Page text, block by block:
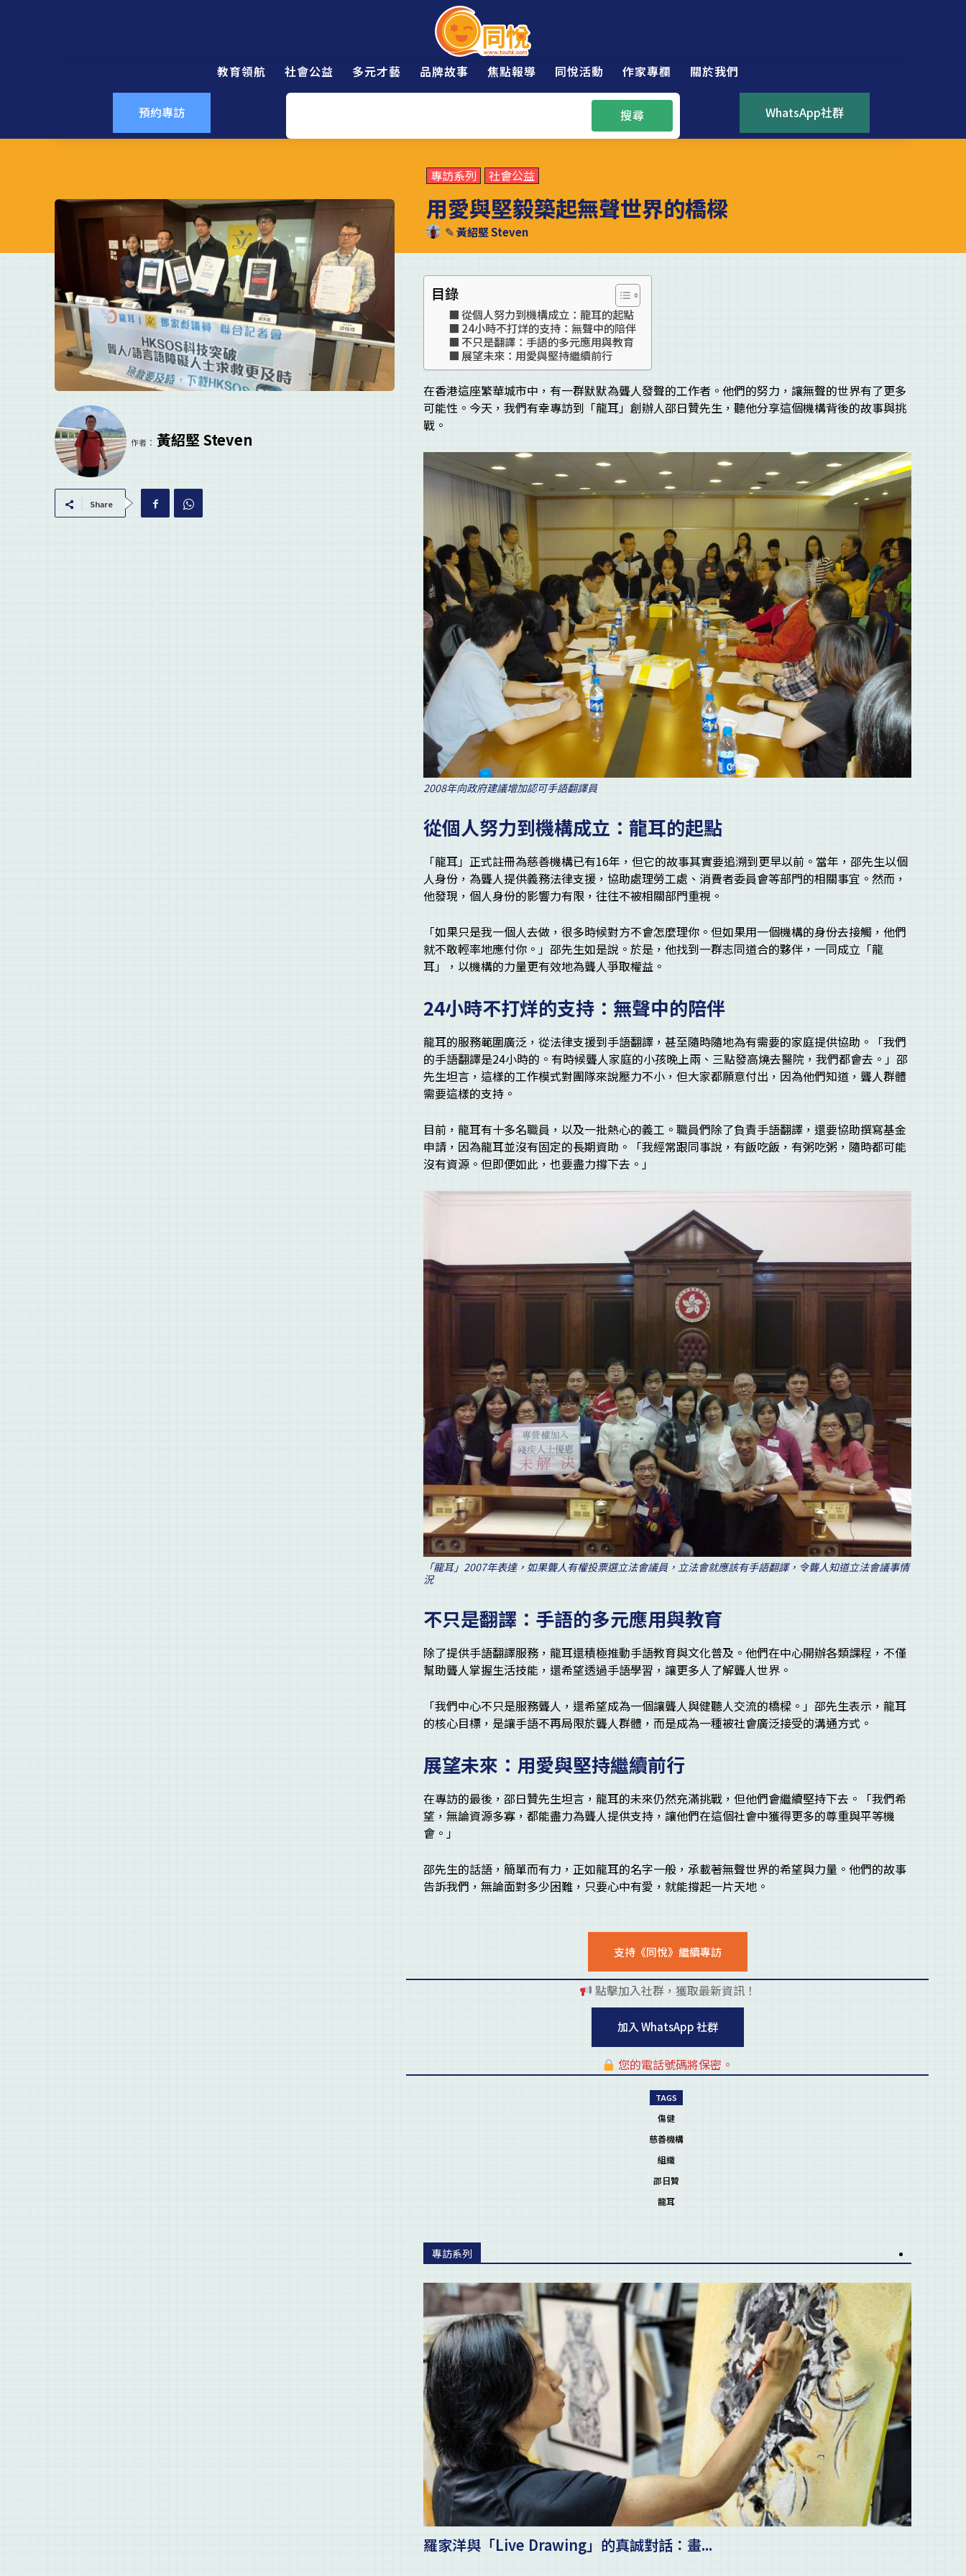
教育領航 社會公益 多元才藝 品牌故事 焦點報導 同悅活動 作家專欄 關於我們
預約專訪 搜尋 WhatsApp社群
專訪系列 社會公益
用愛與堅毅築起無聲世界的橋樑
✎黃紹堅 Steven
作者： 黃紹堅 Steven
Share
目錄
從個人努力到機構成立：龍耳的起點
24小時不打烊的支持：無聲中的陪伴
不只是翻譯：手語的多元應用與教育
展望未來：用愛與堅持繼續前行
在香港這座繁華城市中，有一群默默為聾人發聲的工作者。他們的努力，讓無聲的世界有了更多
可能性。今天，我們有幸專訪到「龍耳」創辦人邵日贊先生，聽他分享這個機構背後的故事與挑
戰。
2008年向政府建議增加認可手語翻譯員
從個人努力到機構成立：龍耳的起點
「龍耳」正式註冊為慈善機構已有16年，但它的故事其實要追溯到更早以前。當年，邵先生以個
人身份，為聾人提供義務法律支援，協助處理勞工處、消費者委員會等部門的相關事宜。然而，
他發現，個人身份的影響力有限，往往不被相關部門重視。
「如果只是我一個人去做，很多時候對方不會怎麼理你。但如果用一個機構的身份去接觸，他們
就不敢輕率地應付你。」邵先生如是說。於是，他找到一群志同道合的夥伴，一同成立「龍
耳」，以機構的力量更有效地為聾人爭取權益。
24小時不打烊的支持：無聲中的陪伴
龍耳的服務範圍廣泛，從法律支援到手語翻譯，甚至隨時隨地為有需要的家庭提供協助。「我們
的手語翻譯是24小時的。有時候聾人家庭的小孩晚上兩、三點發高燒去醫院，我們都會去。」邵
先生坦言，這樣的工作模式對團隊來說壓力不小，但大家都願意付出，因為他們知道，聾人群體
需要這樣的支持。
目前，龍耳有十多名職員，以及一批熱心的義工。職員們除了負責手語翻譯，還要協助撰寫基金
申請，因為龍耳並沒有固定的長期資助。「我經常跟同事說，有飯吃飯，有粥吃粥，隨時都可能
沒有資源。但即便如此，也要盡力撐下去。」
「龍耳」2007年表達，如果聾人有權投票選立法會議員，立法會就應該有手語翻譯，令聾人知道立法會議事情
況
不只是翻譯：手語的多元應用與教育
除了提供手語翻譯服務，龍耳還積極推動手語教育與文化普及。他們在中心開辦各類課程，不僅
幫助聾人掌握生活技能，還希望透過手語學習，讓更多人了解聾人世界。
「我們中心不只是服務聾人，還希望成為一個讓聾人與健聽人交流的橋樑。」邵先生表示，龍耳
的核心目標，是讓手語不再局限於聾人群體，而是成為一種被社會廣泛接受的溝通方式。
展望未來：用愛與堅持繼續前行
在專訪的最後，邵日贊先生坦言，龍耳的未來仍然充滿挑戰，但他們會繼續堅持下去。「我們希
望，無論資源多寡，都能盡力為聾人提供支持，讓他們在這個社會中獲得更多的尊重與平等機
會。」
邵先生的話語，簡單而有力，正如龍耳的名字一般，承載著無聲世界的希望與力量。他們的故事
告訴我們，無論面對多少困難，只要心中有愛，就能撐起一片天地。
支持《同悅》繼續專訪
點擊加入社群，獲取最新資訊！
加入 WhatsApp 社群
您的電話號碼將保密。
TAGS
傷健
慈善機構
組織
邵日贊
龍耳
專訪系列
羅家洋與「Live Drawing」的真誠對話：畫...